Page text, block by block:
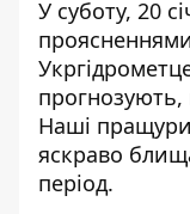
У суботу, 20
проясненнями
прогнозують,
Наші
яскраво
період.